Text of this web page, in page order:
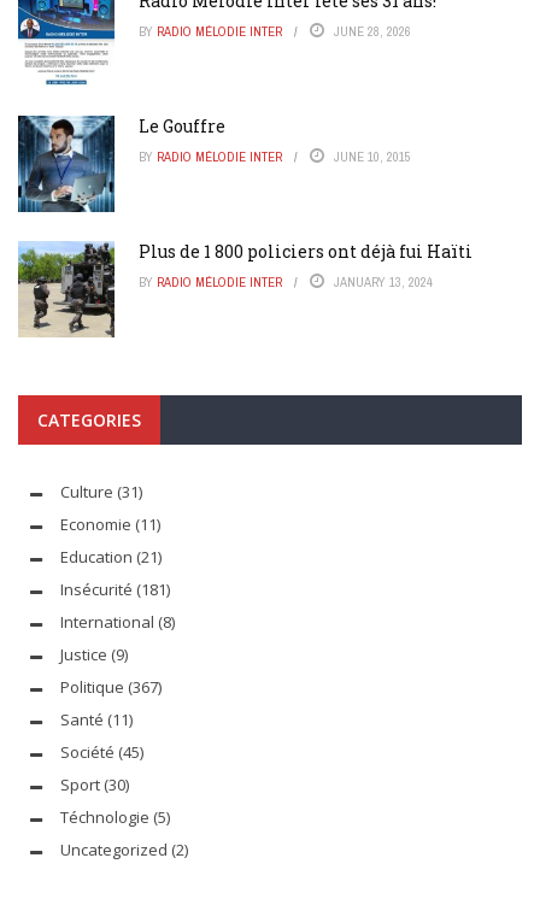
BY RADIO MÉLODIE INTER JUNE 28, 2026
Le Gouffre
BY RADIO MÉLODIE INTER JUNE 10, 2015
Plus de 1 800 policiers ont déjà fui Haïti
BY RADIO MÉLODIE INTER JANUARY 13, 2024
CATEGORIES
Culture (31)
Economie (11)
Education (21)
Insécurité (181)
International (8)
Justice (9)
Politique (367)
Santé (11)
Société (45)
Sport (30)
Téchnologie (5)
Uncategorized (2)